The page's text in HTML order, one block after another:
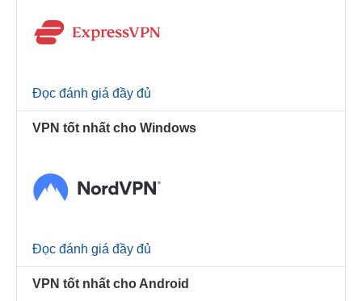
Đọc đánh giá đầy đủ
VPN tốt nhất cho Windows
Đọc đánh giá đầy đủ
VPN tốt nhất cho Android